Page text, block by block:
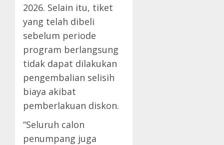
2026. Selain itu, tiket
yang telah dibeli
sebelum periode
program berlangsung
tidak dapat dilakukan
pengembalian selisih
biaya akibat
pemberlakuan diskon.
“Seluruh calon
penumpang juga